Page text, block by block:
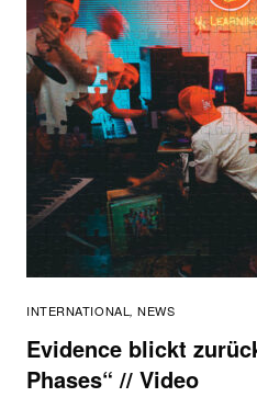
INTERNATIONAL ,NEWS
Evidence blickt
Phases“ // Video